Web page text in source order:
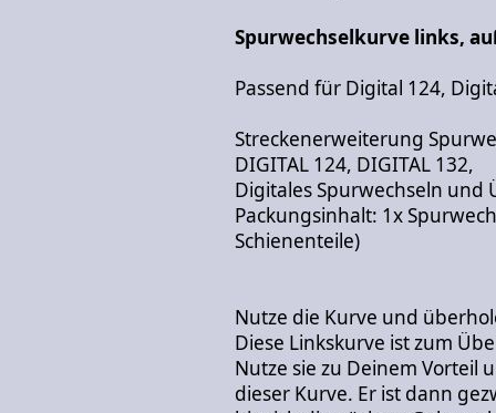
Spurwechselkurve links,
Passend für Digital 124,
Streckenerweiterung
DIGITAL 124, DIGITAL 132,
Digitales Spurwechseln und
Packungsinhalt: 1x
Schienenteile)
Nutze die Kurve und
Diese Linkskurve ist zum
Nutze sie zu Deinem Vorteil
dieser Kurve. Er ist dann